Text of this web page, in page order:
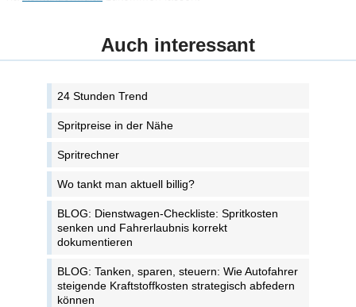
Auch interessant
24 Stunden Trend
Spritpreise in der Nähe
Spritrechner
Wo tankt man aktuell billig?
BLOG: Dienstwagen-Checkliste: Spritkosten
senken und Fahrerlaubnis korrekt
dokumentieren
BLOG: Tanken, sparen, steuern: Wie Autofahrer
steigende Kraftstoffkosten strategisch abfedern
können